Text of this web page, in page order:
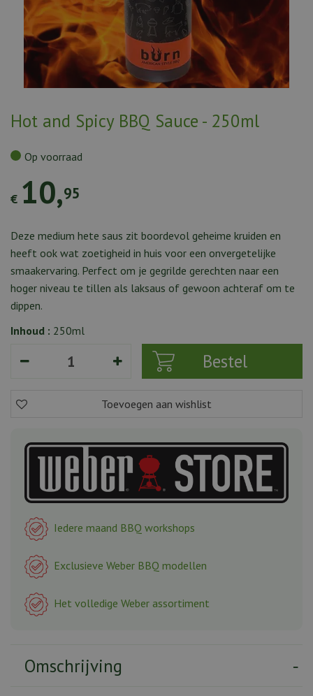
Hot and Spicy BBQ Sauce - 250ml
€ 10,95
Op voorraad
Deze medium hete saus zit boordevol geheime kruiden en
heeft ook wat zoetigheid in huis voor een onvergetelijke
smaakervaring. Perfect om je gegrilde gerechten naar een
hoger niveau te tillen als laksaus of gewoon achteraf om te
dippen.
Inhoud : 250ml
Iedere maand BBQ workshops
Exclusieve Weber BBQ modellen
Het volledige Weber assortiment
Omschrijving